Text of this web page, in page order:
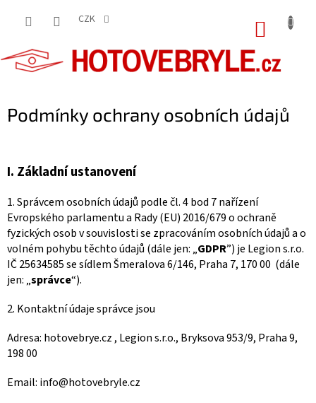
CZK
Podmínky ochrany osobních údajů
I. Základní ustanovení
1. Správcem osobních údajů podle čl. 4 bod 7 nařízení
Evropského parlamentu a Rady (EU) 2016/679 o ochraně
fyzických osob v souvislosti se zpracováním osobních údajů a o
volném pohybu těchto údajů (dále jen: „GDPR”) je Legion s.r.o.
IČ 25634585 se sídlem Šmeralova 6/146, Praha 7, 170 00 (dále
jen: „správce“).
2. Kontaktní údaje správce jsou
Adresa: hotovebrye.cz , Legion s.r.o., Bryksova 953/9, Praha 9,
198 00
Email: info@hotovebryle.cz